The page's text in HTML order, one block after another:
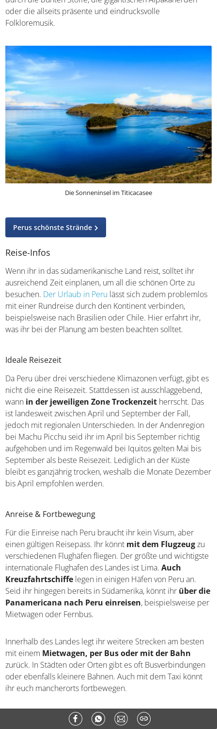
einem Binnensee und ist eine tolle Anlaufstelle zum
Besichtigen sowie Baden. Rund um den Titicacasee ist
Alpakaherden oder die allseits präsente und
eindrucksvolle Folkloremusik.
Die Sonneninsel im Titicacasee
Reise-Infos
Wenn ihr in das südamerikanische Land reist, solltet ihr
ausreichend Zeit einplanen, um all die schönen Orte zu
besuchen. Der Urlaub in Perulässt sich zudem
verbinden, beispielsweise nach Brasilien oder Chile. Hier
erfahrt ihr, was ihr bei der Planung am besten beachten
solltet.
Ideale Reisezeit
Da Peru über drei verschiedene Klimazonen verfügt, gibt
es nicht die eine Reisezeit. Stattdessen ist
ausschlaggebend, wannin der jeweiligen Zone
Trockenzeitherrscht. Das ist landesweit zwischen April
und September der Fall, jedoch mit regionalen
Unterschieden. In der Andenregion bei Machu Picchu
im Regenwald bei Iquitos gelten Mai bis September als
beste Reisezeit. Lediglich an der Küste bleibt es
ganzjährig trocken, weshalb die Monate Dezember bis
April empfohlen werden.
Anreise & Fortbewegung
Für die Einreise nach Peru braucht ihr kein Visum, aber
einen gültigen Reisepass. Ihr könntmit dem Flugzeug
zu verschiedenen Flughäfen fliegen. Der größte und
Auch Kreuzfahrtschiffe legen in einigen Häfen von
Peru an. Seid ihr hingegen bereits in Südamerika, könnt
ihrüber die Panamericana nach Peru einreisen
beispielsweise per Mietwagen oder Fernbus.
Mietwagen, per Bus oder mit der Bahn
zurück. In Städten oder Orten gibt es oft